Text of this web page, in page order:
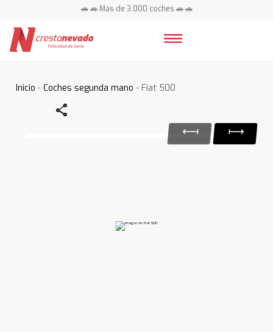
🚗 🚗 Más de 3.000 coches 🚗 🚗
Inicio -Coches segunda mano - Fiat 500
Share